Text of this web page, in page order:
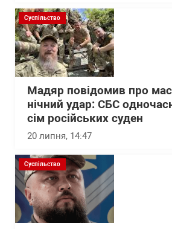
Суспільство
Мадяр повідомив про
нічний удар: СБС
сім російських суден
20 липня, 14:47
Суспільство